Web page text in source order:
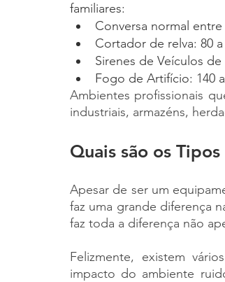
familiares:
Conversa normal
Cortador de relva: 80 a
Sirenes de Veículos
Fogo de Artifício: 140
Ambientes profissionais
industriais, armazéns,
Quais são os
Apesar de ser um
faz uma grande diferença
faz toda a diferença não
Felizmente, existem
impacto do ambiente